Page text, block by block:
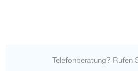
Telefonberatung? Rufen